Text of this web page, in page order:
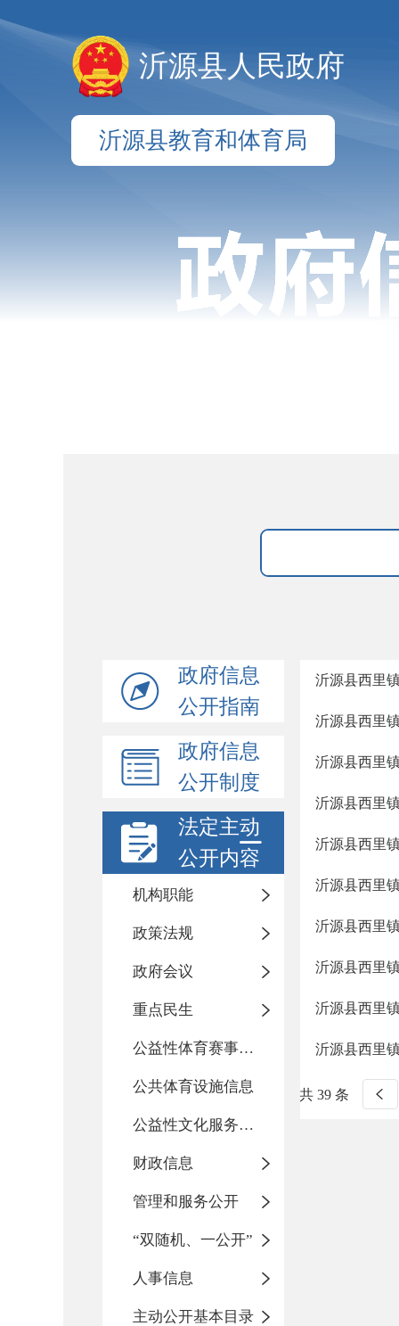
沂源县人民政府
沂源县教育和体育局
政府信息
公开指南
政府信息
公开制度
法定主动
公开内容
机构职能
政策法规
政府会议
重点民生
公益性体育赛事活动
公共体育设施信息
公益性文化服务活动
财政信息
管理和服务公开
“双随机、一公开”
人事信息
主动公开基本目录
沂源县西里
沂源县西里
沂源县西里
沂源县西里
沂源县西里
沂源县西里
沂源县西里
沂源县西里
沂源县西里
沂源县西里
共 39 条